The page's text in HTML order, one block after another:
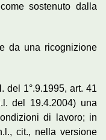
sostenuto dalla
da una ricognizione
del 1°.9.1995, art. 41
del 19.4.2004) una
di lavoro; in
cit., nella versione